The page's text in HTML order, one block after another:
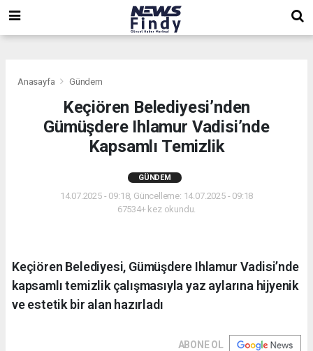
Anasayfa Gündem
Keçiören Belediyesi’nden
Gümüşdere Ihlamur Vadisi’nde
Kapsamlı Temizlik
GÜNDEM
14.07.2025 - 09:18, Güncelleme: 14.07.2025 - 09:18
67534+ kez okundu.
Keçiören Belediyesi, Gümüşdere Ihlamur Vadisi’nde
kapsamlı temizlik çalışmasıyla yaz aylarına hijyenik
ve estetik bir alan hazırladı
ABONE OL